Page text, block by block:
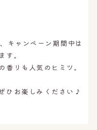
キャンペーン期間中は
す。
香りも人気のヒミツ。
ひお楽しみください♪